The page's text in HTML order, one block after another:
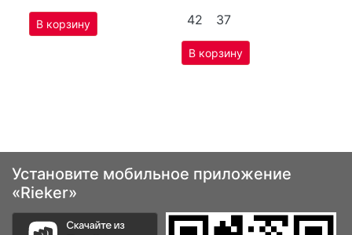
42
37
Установите мобильное приложение
«Rieker»